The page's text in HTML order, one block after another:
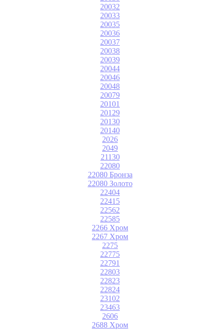
20032
20033
20035
20036
20037
20038
20039
20044
20046
20048
20079
20101
20129
20130
20140
2026
2049
21130
22080
22080 Бронза
22080 Золото
22404
22415
22562
22585
2266 Хром
2267 Хром
2275
22775
22791
22803
22823
22824
23102
23463
2606
2688 Хром